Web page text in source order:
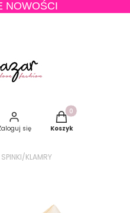
NOWOŚCI
się
Produkty w
Koszyk
SPINKI/KLAMRY